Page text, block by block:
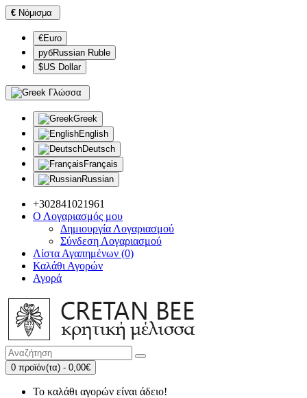
€ Νόμισμα
€Euro
рубRussian Ruble
$US Dollar
Γλώσσα
Greek
English
Deutsch
Français
Russian
+302841021961
Ο Λογαριασμός μου
Δημιουργία Λογαριασμού
Σύνδεση Λογαριασμού
Λίστα Αγαπημένων (0)
Καλάθι Αγορών
Αγορά
0 προϊόν(τα) - 0,00€
Το καλάθι αγορών είναι άδειο!